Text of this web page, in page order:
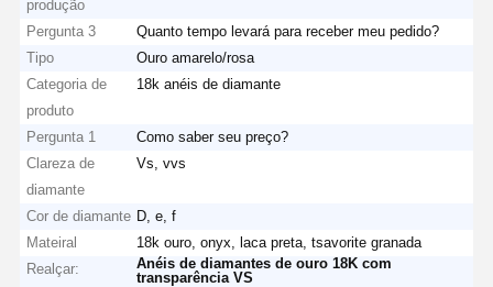
produção
Pergunta 3
Quanto tempo levará para receber meu pedido?
Tipo
Ouro amarelo/rosa
Categoria de
produto
18k anéis de diamante
Pergunta 1
Como saber seu preço?
Clareza de
diamante
Vs, vvs
Cor de diamante D, e, f
Mateiral
18k ouro, onyx, laca preta, tsavorite granada
Realçar:
Anéis de diamantes de ouro 18K com
transparência VS